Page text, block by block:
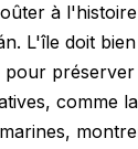
à
L'île doit
pour
comme